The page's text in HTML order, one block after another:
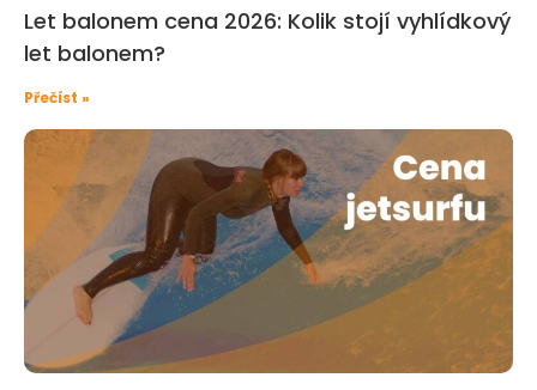
Let balonem cena 2026: Kolik stojí vyhlídkový
let balonem?
Přečíst »